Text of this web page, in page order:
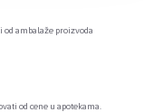
ambalaže proizvoda
od cene u apotekama.